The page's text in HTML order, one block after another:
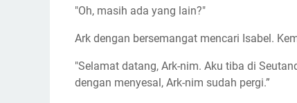
"Oh, masih ada yang lain?"
Ark dengan bersemangat mencari Isabel.
"Selamat datang, Ark-nim. Aku tiba di
dengan menyesal, Ark-nim sudah pergi.”